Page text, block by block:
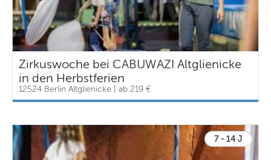
Zirkuswoche bei CABUWAZI Altglienicke
in den Herbstferien
12524 Berlin Altglienicke | ab 219 €
7 - 14 J